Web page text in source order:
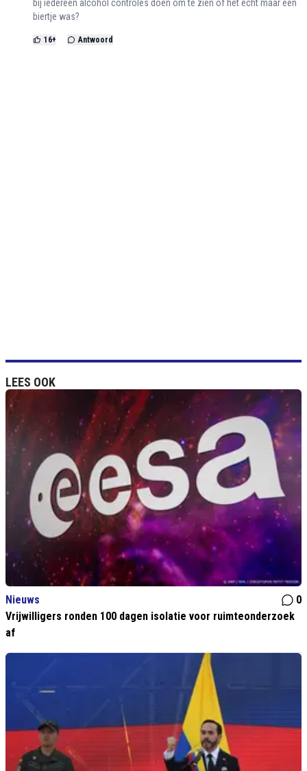
bij iedereen alcohol controles doen om te zien of het echt maar een
biertje was?
16+ Antwoord
LEES OOK
Nieuws
0
Vrijwilligers ronden 100 dagen isolatie voor ruimteonderzoek
af